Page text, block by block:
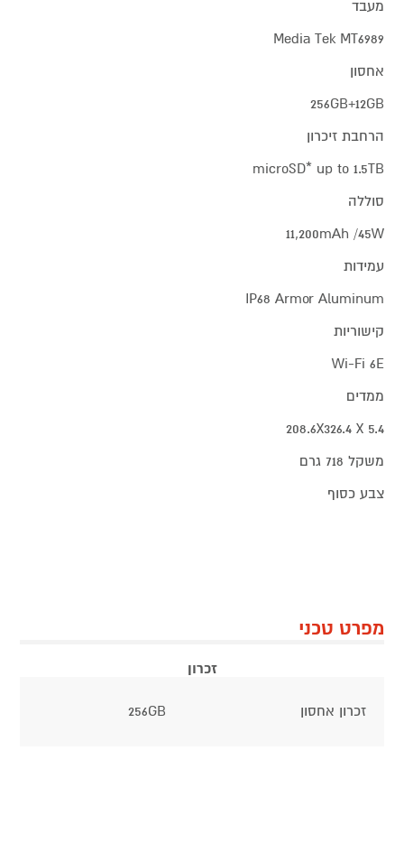
מעבד
Media Tek MT6989
אחסון
256GB+12GB
הרחבת זיכרון
microSD* up to 1.5TB
סוללה
11,200mAh /45W
עמידות
IP68 Armor Aluminum
קישוריות
Wi-Fi 6E
ממדים
208.6X326.4 X 5.4
משקל 718 גרם
צבע כסוף
מפרט טכני
זכרון
זכרון אחסון 256GB